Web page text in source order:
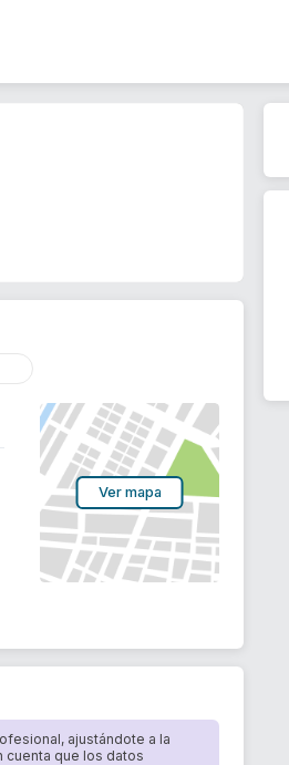
Ver mapa
ajustándote a la
cuenta que los datos